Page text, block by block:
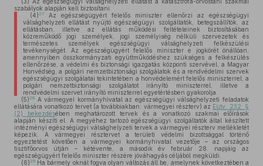
szabályok alapján kell biztosítani.
(4) 27Az egészségügyért felelős miniszter ellenőrzi az egészségügyi
válsághelyzeti ellátást nyújtó egészségügyi szolgáltatók, betegszállítók, az
ellátásban, illetve az ellátás működési feltételeinek biztosításában
közreműködő jogi személyek, jogi személyiség nélküli szervezetek és
természetes személyek egészségügyi válsághelyzeti felkészülési
tevékenységét. Az egészségügyért felelős miniszter e jogkörét önállóan,
amennyiben összkormányzati együttműködéshez szükséges a felkészülés
ellenőrzése, a védelmi és biztonsági igazgatás központi szervével, a Magyar
Honvédség, a polgári nemzetbiztonsági szolgálatok és a rendvédelmi szervek
egészségügyi szolgálatai tekintetében a honvédelemért felelős miniszterrel, a
polgári nemzetbiztonsági szolgálatot irányító miniszterrel, illetve a
rendvédelmi szervet irányító miniszterrel egyetértésben gyakorolja.
(5) 28 A vármegyei kormányhivatal az egészségügyi válsághelyzeti feladatok
ellátására vonatkozó tervet (a továbbiakban: vármegyei részterv) az Eütv. 232. §
(2) bekezdésében meghatározott tervek és a vonatkozó szakmai előírások
alapján készíti el. A megyéhez tartozó egészségügyi szolgáltatók által készített
intézményi egészségügyi válsághelyzeti tervek a vármegyei részterv mellékletét
képezik. A vármegyei résztervet a területi védelmi bizottsággal történő
egyeztetést követően a vármegyei kormányhivatal vezetője – az országos
tisztifőorvos útján – kétévente, a második év február 28. napjáig az
egészségügyért felelős miniszter részére jóváhagyás céljából megküldi.
(6) 29 Ha bármely oknál fogva olyan változás áll be, amelynek következtében a